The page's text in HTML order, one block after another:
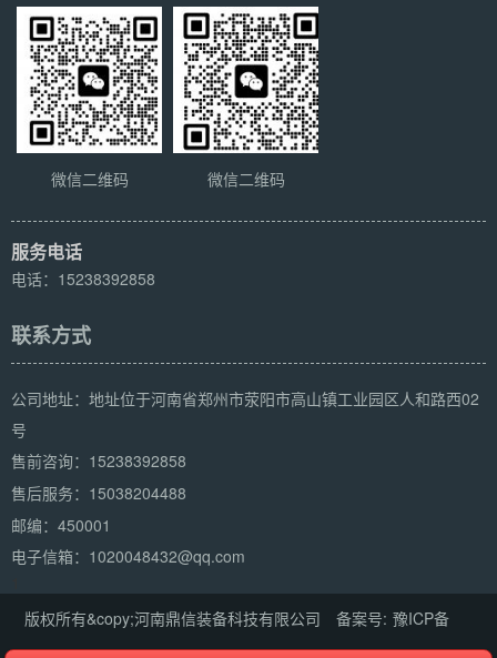
微信二维码 微信二维码
服务电话
电话：15238392858
联系方式
公司地址：地址位于河南省郑州市荥阳市高山镇工业园区人和路西02
号
售前咨询： 15238392858
售后服务： 15038204488
邮编：450001
电子信箱：1020048432@qq.com
版权所有&copy;河南鼎信装备科技有限公司 备案号: 豫ICP备